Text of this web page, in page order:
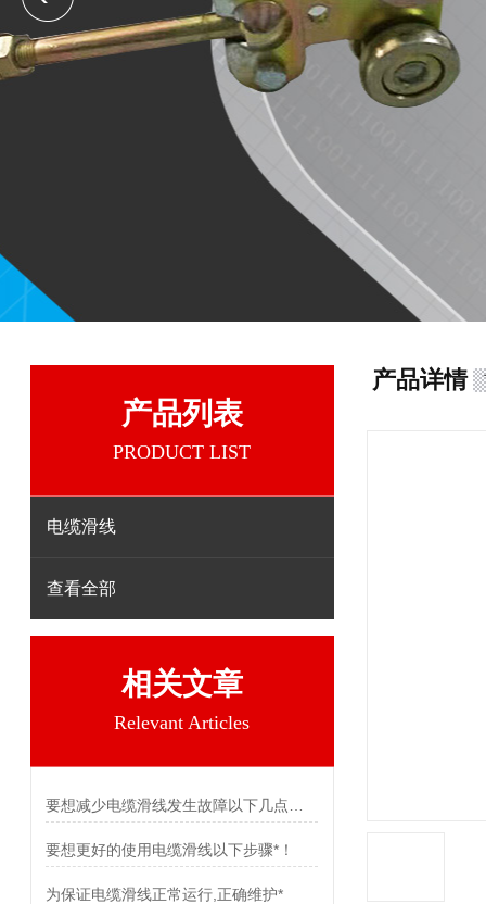
产品列表
PRODUCT LIST
电缆滑线
查看全部
相关文章
Relevant Articles
要想更好的使用电缆滑线以下步骤*！
为保证电缆滑线正常运行,正确维护*
产品详情